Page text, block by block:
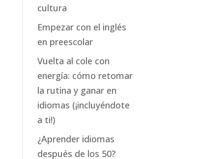
cultura
Empezar con el inglés
en preescolar
Vuelta al cole con
energía: cómo retomar
la rutina y ganar en
idiomas (¡incluyéndote
a ti!)
¿Aprender idiomas
después de los 50?